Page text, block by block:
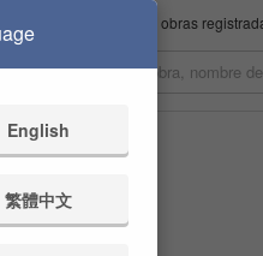
English
繁體中文
¡Más de 2,100,000 obras